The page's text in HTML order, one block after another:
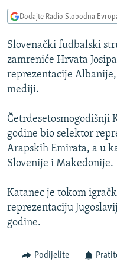
Pređite
pretragu
VIZUELNO
VIDEO
INFOGRAFIKE
PODCASTI
RAT U UKRAJINI
KINA NA BALKANU
RSE PRIČE IZ SVIJETA
ISPRIČAJ MI
DNEVNO@RSE
VIŠE OD NASLOVA
GENOCID U SREBRENICI
TV LIBERTY
PRATITE NAS
Dodajte Radio Slobodna
Slovenački fudbalski
zamreniće Hrvata
reprezentacije
mediji.
Četrdesetosmogodišnji
godine bio selektor
Arapskih Emirata, a u
Slovenije i Makedonije.
Katanec je tokom
reprezentaciju
godine.
Podijelite